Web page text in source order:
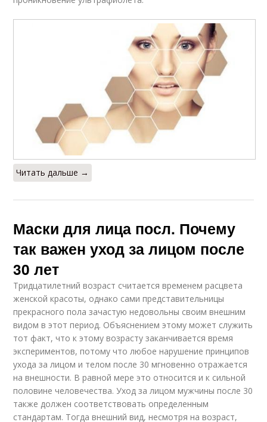
Читать дальше →
Маски для лица посл. Почему
так важен уход за лицом после
30 лет
Тридцатилетний возраст считается временем расцвета
женской красоты, однако сами представительницы
прекрасного пола зачастую недовольны своим внешним
видом в этот период. Объяснением этому может служить
тот факт, что к этому возрасту заканчивается время
экспериментов, потому что любое нарушение принципов
ухода за лицом и телом после 30 мгновенно отражается
на внешности. В равной мере это относится и к сильной
половине человечества. Уход за лицом мужчины после 30
также должен соответствовать определенным
стандартам. Тогда внешний вид, несмотря на возраст,